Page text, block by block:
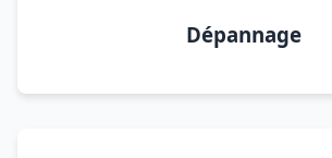
Dépannage